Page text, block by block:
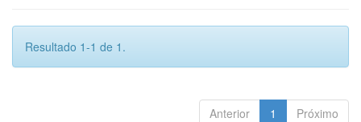
Resultado 1-1 de 1.
Anterior 1 Próximo